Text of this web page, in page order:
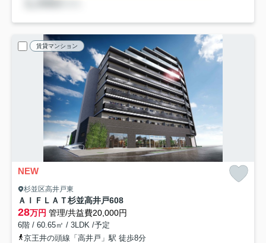
賃貸マンション
NEW
杉並区高井戸東
ＡＩＦＬＡＴ杉並高井戸608
28万円 管理/共益費20,000円
6階 / 60.65㎡ / 3LDK /予定
京王井の頭線「高井戸」駅 徒歩8分